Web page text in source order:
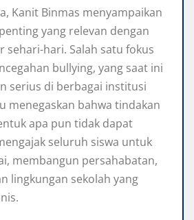
Kanit Binmas menyampaikan
yang relevan dengan
sehari-hari. Salah satu fokus
bullying, yang saat ini
serius di berbagai institusi
menegaskan bahwa tindakan
apa pun tidak dapat
seluruh siswa untuk
membangun persahabatan,
lingkungan sekolah yang